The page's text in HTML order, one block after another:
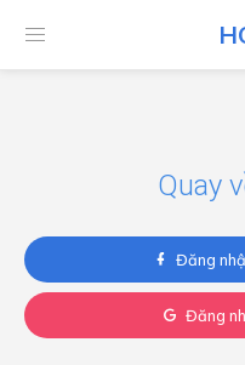
Quay
Đăng
Đăng